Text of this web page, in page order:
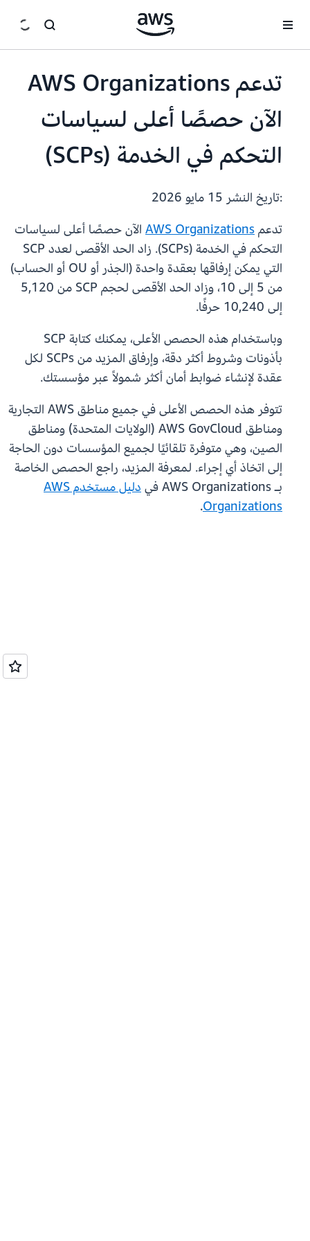
تدعم AWS Organizations
الآن حصصًا أعلى لسياسات
التحكم في الخدمة (SCPs)
:تاريخ النشر
تدعمAWS Organizations الآن حصصًا أعلى لسياسات
التحكم في الخدمة (SCPs). زاد الحد الأقصى لعدد SCP
التي يمكن إرفاقها بعقدة واحدة (الجذر أو OU أو الحساب)
من 5 إلى 10، وزاد الحد الأقصى لحجم SCP من 5,120
إلى 10,240 حرفًا.
وباستخدام هذه الحصص الأعلى، يمكنك كتابة SCP
بأذونات وشروط أكثر دقة، وإرفاق المزيد من SCPs لكل
عقدة لإنشاء ضوابط أمان أكثر شمولاً عبر مؤسستك.
تتوفر هذه الحصص الأعلى في جميع مناطق AWS التجارية
ومناطق AWS GovCloud (الولايات المتحدة) ومناطق
الصين، وهي متوفرة تلقائيًا لجميع المؤسسات دون الحاجة
إلى اتخاذ أي إجراء. لمعرفة المزيد، راجع الحصص الخاصة
بـ AWS Organizations في
دليل مستخدم AWS
Organizations
.